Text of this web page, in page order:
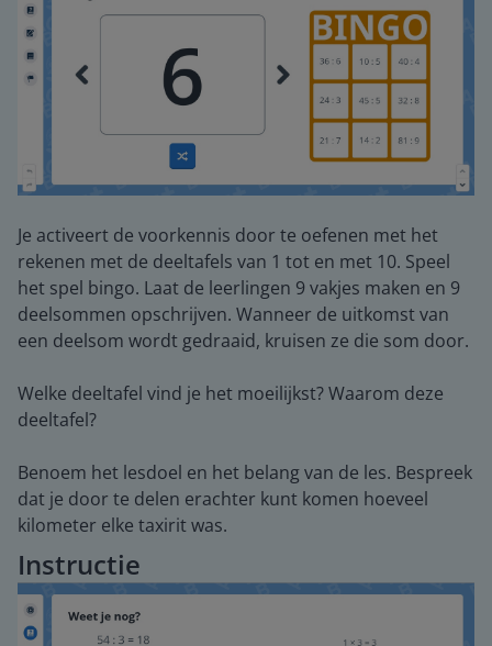
Je activeert de voorkennis door te oefenen met het
rekenen met de deeltafels van 1 tot en met 10. Speel
het spel bingo. Laat de leerlingen 9 vakjes maken en 9
deelsommen opschrijven. Wanneer de uitkomst van
een deelsom wordt gedraaid, kruisen ze die som door.
Welke deeltafel vind je het moeilijkst? Waarom deze
deeltafel?
Benoem het lesdoel en het belang van de les. Bespreek
dat je door te delen erachter kunt komen hoeveel
kilometer elke taxirit was.
Instructie